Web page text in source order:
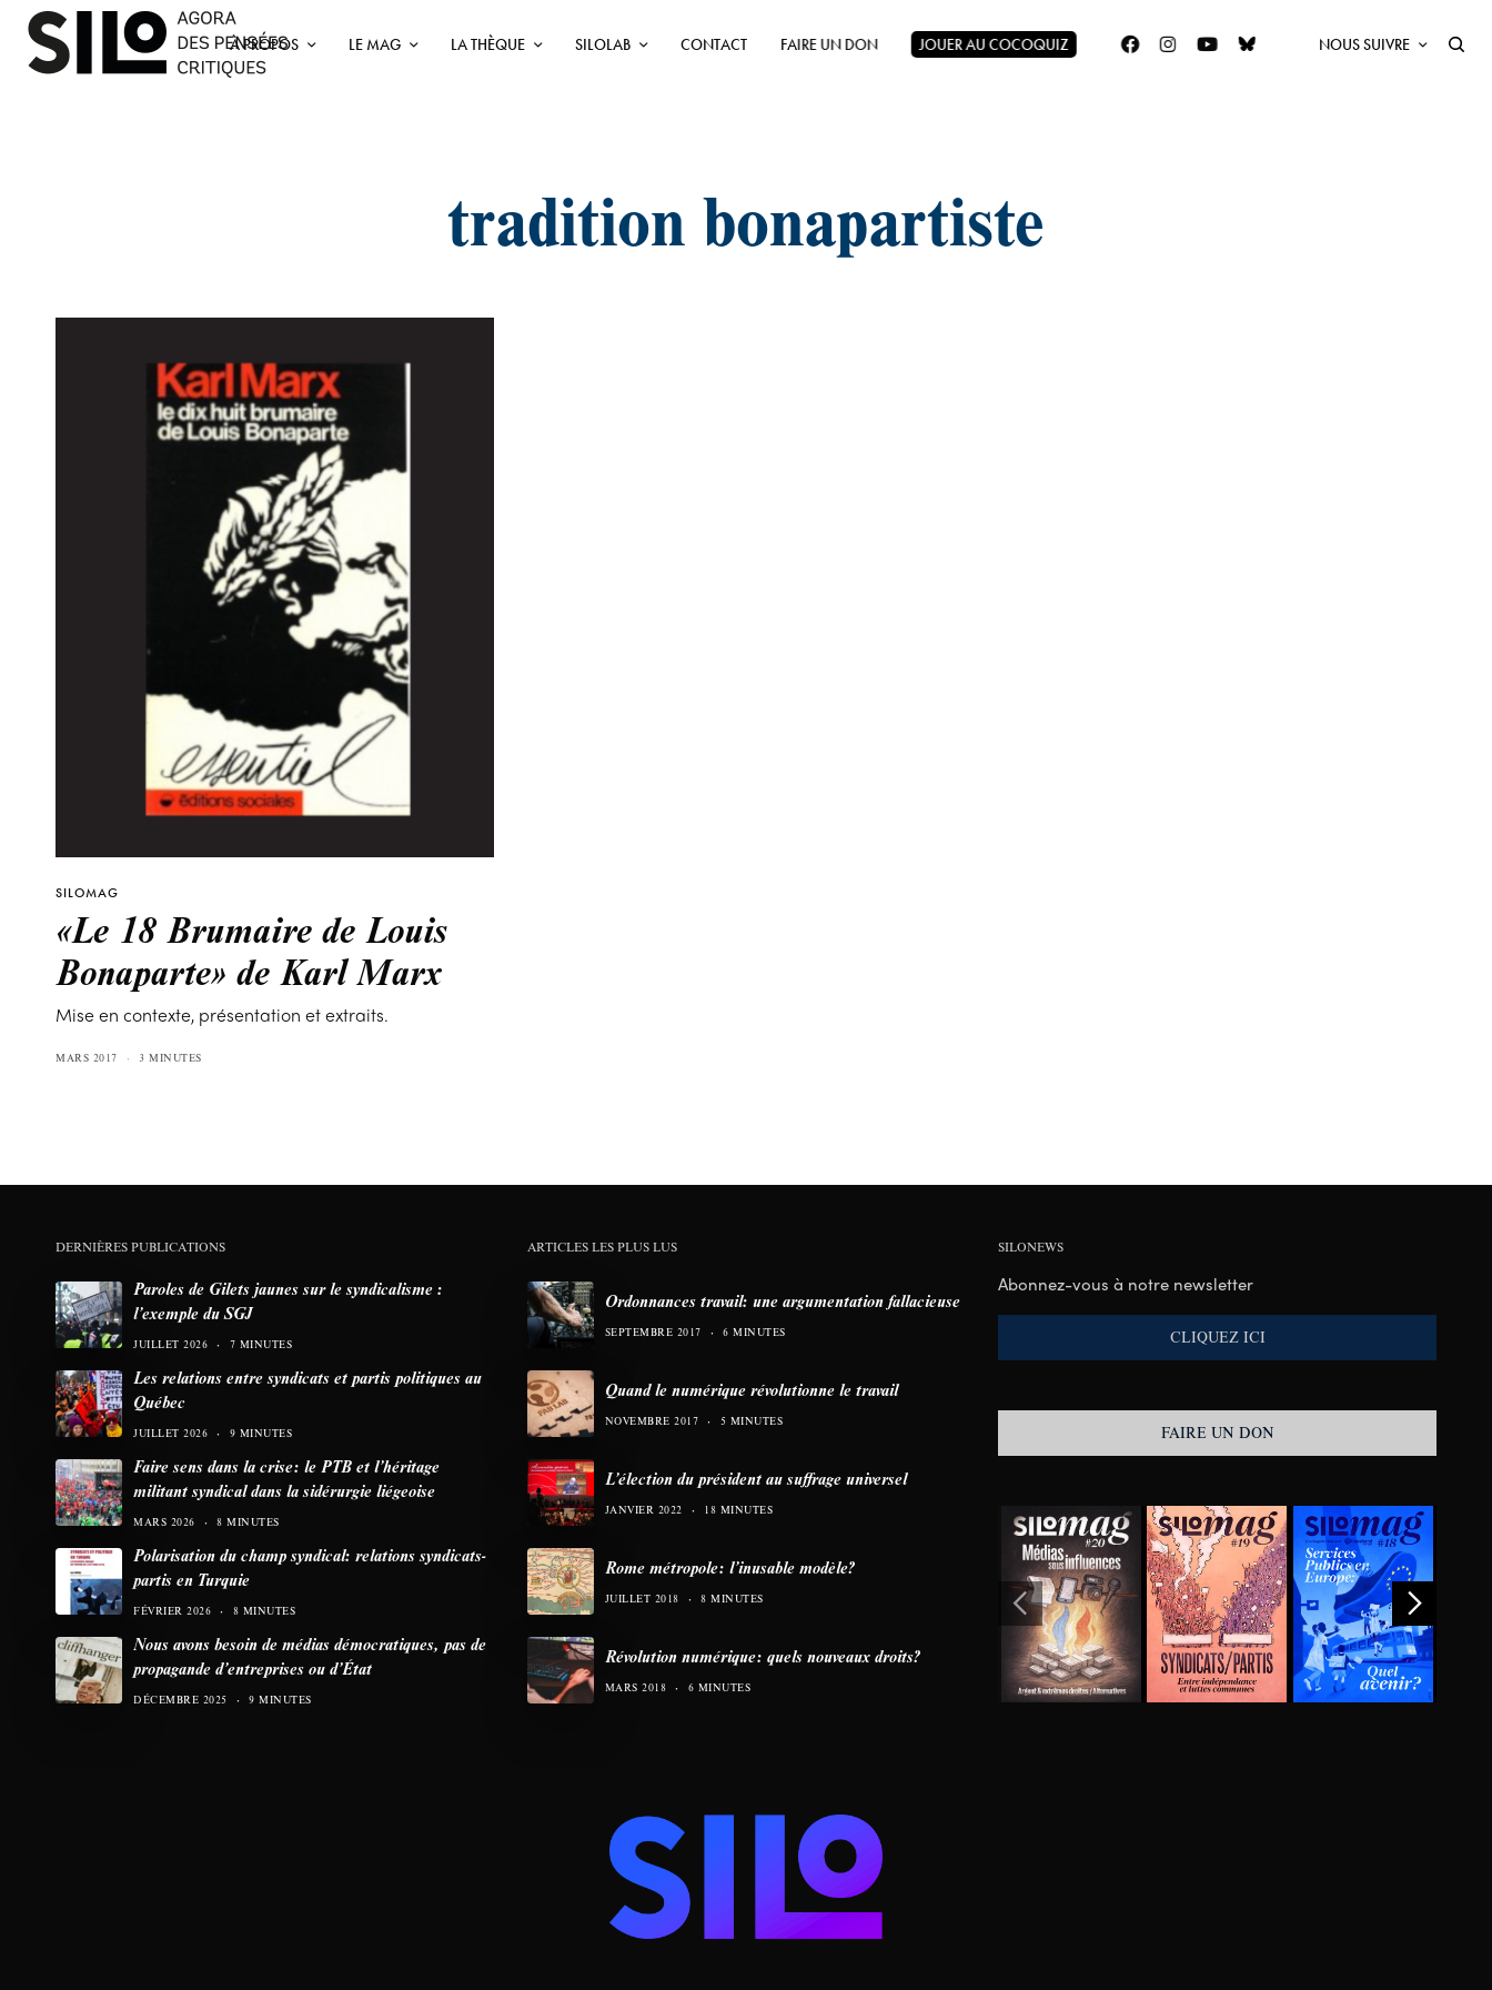
À PROPOS LE MAG LA THÈQUE SILOLAB CONTACT FAIRE UN DON JOUER AU COCOQUIZ NOUS SUIVRE
tradition bonapartiste
SILOMAG
«Le 18 Brumaire de Louis
Bonaparte» de Karl Marx
Mise en contexte, présentation et extraits.
MARS 2017 3 MINUTES
DERNIÈRES PUBLICATIONS
Paroles de Gilets jaunes sur le syndicalisme :
l’exemple du SGJ
JUILLET 2026 7 MINUTES
Les relations entre syndicats et partis politiques au
Québec
JUILLET 2026 9 MINUTES
Faire sens dans la crise: le PTB et l’héritage
militant syndical dans la sidérurgie liégeoise
MARS 2026 8 MINUTES
Polarisation du champ syndical: relations syndicats-
partis en Turquie
FÉVRIER 2026 8 MINUTES
Nous avons besoin de médias démocratiques, pas de
propagande d’entreprises ou d’État
DÉCEMBRE 2025 9 MINUTES
ARTICLES LES PLUS LUS
Ordonnances travail: une argumentation fallacieuse
SEPTEMBRE 2017 6 MINUTES
Quand le numérique révolutionne le travail
NOVEMBRE 2017 5 MINUTES
L’élection du président au suffrage universel
JANVIER 2022 18 MINUTES
Rome métropole: l’inusable modèle?
JUILLET 2018 8 MINUTES
Révolution numérique: quels nouveaux droits?
MARS 2018 6 MINUTES
SILONEWS
Abonnez-vous à notre newsletter
CLIQUEZ ICI
FAIRE UN DON